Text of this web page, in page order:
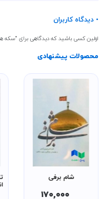
• دیدگاه کاربران
اولین کسی باشید که دیدگاهی برای "سکه
محصولات پیشنهادی
شام برفی
170,000